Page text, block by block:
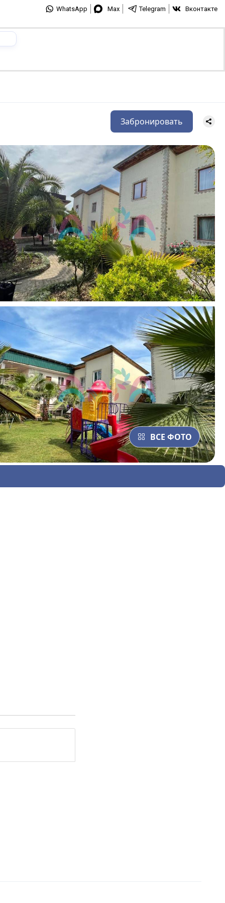
WhatsApp Max Telegram Вконтакте
Забронировать
ВСЕ ФОТО